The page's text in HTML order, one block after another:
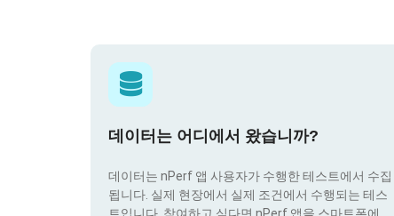
데이터는 어디에서 왔습니까?
데이터는 nPerf 앱 사용자가 수행한 테스트에서 수집
됩니다. 실제 현장에서 실제 조건에서 수행되는 테스